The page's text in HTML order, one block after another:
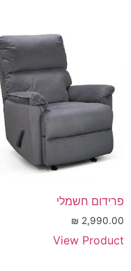
פרידום חשמלי
₪ 2,990.00
View Product